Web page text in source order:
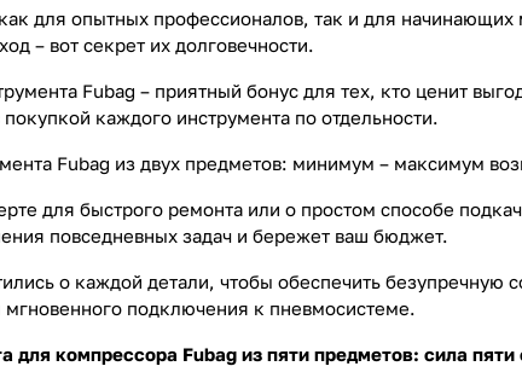
для опытных профессионалов, так и для
– вот секрет их долговечности.
Fubag – приятный бонус для тех, кто ценит
каждого инструмента по отдельности.
Fubag из двух предметов: минимум – максимум
для быстрого ремонта или о простом способе
повседневных задач и бережет ваш бюджет.
о каждой детали, чтобы обеспечить
мгновенного подключения к пневмосистеме.
для компрессора Fubag из пяти предметов: сила пяти